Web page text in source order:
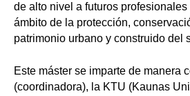
de alto nivel a futuros profesionales
ámbito de la protección,
patrimonio urbano y construido del
Este máster se imparte de manera
(coordinadora), la KTU (Kaunas